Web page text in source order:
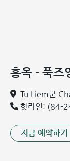
홍옥 - 푹즈
Tu Liem군
핫라인: (84-
지금 예약하기